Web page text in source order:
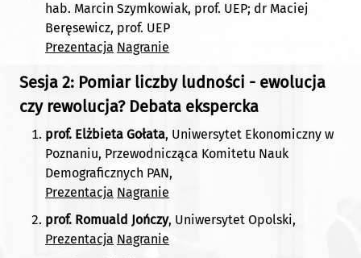
hab. Marcin Szymkowiak, prof. UEP; dr Maciej
Beręsewicz, prof. UEP
Prezentacja Nagranie
Sesja 2: Pomiar liczby ludności - ewolucja
czy rewolucja? Debata ekspercka
prof. Elżbieta Gołata, Uniwersytet Ekonomiczny w
Poznaniu, Przewodnicząca Komitetu Nauk
Demograficznych PAN,
Prezentacja Nagranie
prof. Romuald Jończy, Uniwersytet Opolski,
Prezentacja Nagranie